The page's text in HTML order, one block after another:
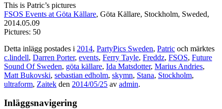
This is Patric’s pictures
FSOS Events at Göta Källare, Göta Källare, Stockholm, Sweded,
2014.05.09
Pictures: 50
Detta inlägg postades i 2014, PartyPics Sweden, Patric och märktes
c.lindell, Darren Porter, events, Ferry Tayle, Freddz, FSOS, Future
Sound Of Sweden, göta källare, Ida Matsdotter, Marius Andries,
Matt Bukovski, sebastian edholm, skymn, Stana, Stockholm,
ultraform, Zaitek den 2014/05/25 av admin.
Inläggsnavigering